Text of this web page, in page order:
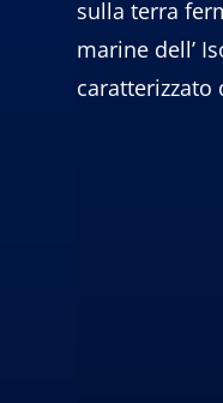
sulla terra
marine dell’